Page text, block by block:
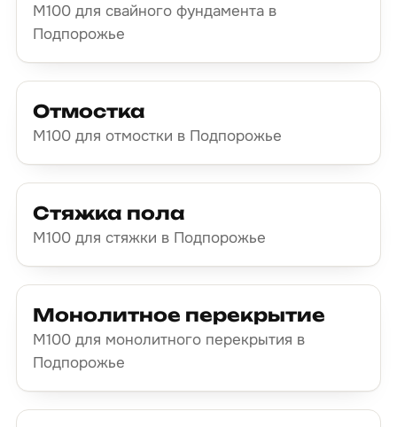
М100 для свайного фундамента в
Подпорожье
Отмостка
М100 для отмостки в Подпорожье
Стяжка пола
М100 для стяжки в Подпорожье
Монолитное перекрытие
М100 для монолитного перекрытия в
Подпорожье